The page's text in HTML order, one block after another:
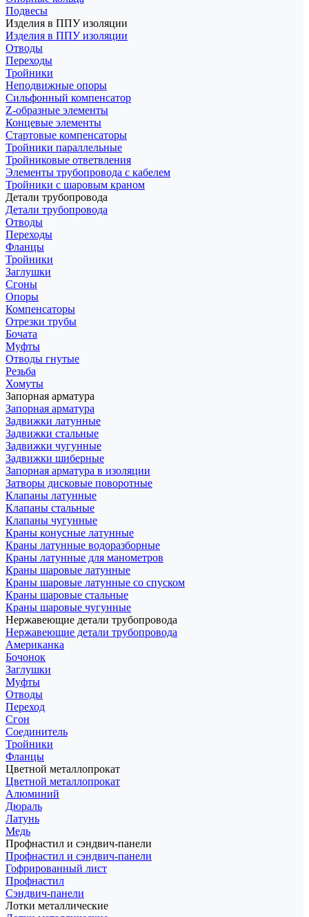
Подвесы
Изделия в ППУ изоляции
Изделия в ППУ изоляции
Отводы
Переходы
Тройники
Неподвижные опоры
Cильфонный компенсатор
Z-образные элементы
Концевые элементы
Стартовые компенсаторы
Тройники параллельные
Тройниковые ответвления
Элементы трубопровода с кабелем
Тройники с шаровым краном
Детали трубопровода
Детали трубопровода
Отводы
Переходы
Фланцы
Тройники
Заглушки
Сгоны
Опоры
Компенсаторы
Отрезки трубы
Бочата
Муфты
Отводы гнутые
Резьба
Хомуты
Запорная арматура
Запорная арматура
Задвижки латунные
Задвижки стальные
Задвижки чугунные
Задвижки шиберные
Запорная арматура в изоляции
Затворы дисковые поворотные
Клапаны латунные
Клапаны стальные
Клапаны чугунные
Краны конусные латунные
Краны латунные водоразборные
Краны латунные для манометров
Краны шаровые латунные
Краны шаровые латунные со спуском
Краны шаровые стальные
Краны шаровые чугунные
Нержавеющие детали трубопровода
Нержавеющие детали трубопровода
Американка
Бочонок
Заглушки
Муфты
Отводы
Переход
Сгон
Соединитель
Тройники
Фланцы
Цветной металлопрокат
Цветной металлопрокат
Алюминий
Дюраль
Латунь
Медь
Профнастил и сэндвич-панели
Профнастил и сэндвич-панели
Гофрированный лист
Профнастил
Сэндвич-панели
Лотки металлические